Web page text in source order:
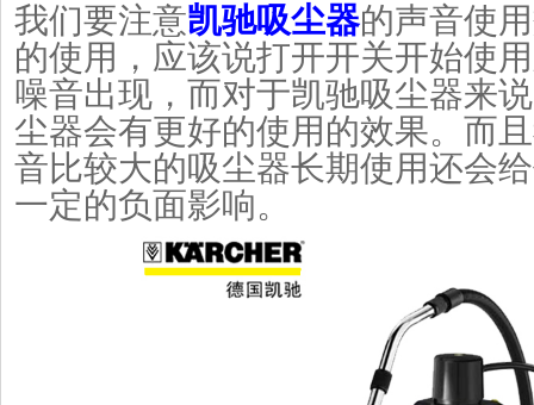
我们要注意凯驰吸尘器的声音使
的使用，应该说打开开关开始使
噪音出现，而对于凯驰吸尘器来
尘器会有更好的使用的效果。而
音比较大的吸尘器长期使用还会
一定的负面影响。